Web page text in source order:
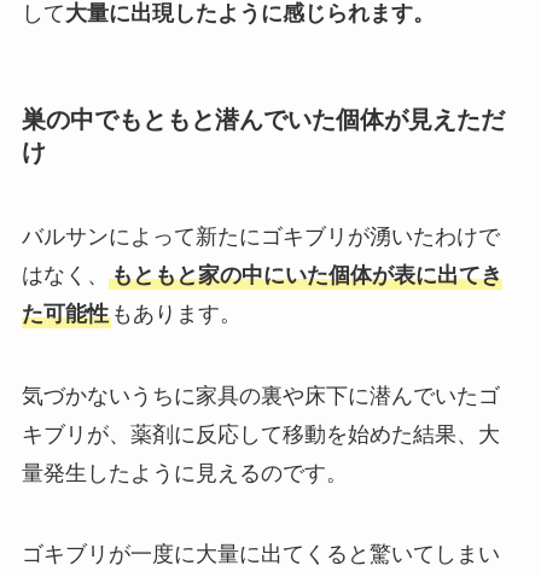
して大量に出現したように感じられます。
巣の中でもともと潜んでいた個体が見えただ
け
バルサンによって新たにゴキブリが湧いたわけで
はなく、 もともと家の中にいた個体が表に出てき
た可能性もあります。
気づかないうちに家具の裏や床下に潜んでいたゴ
キブリが、薬剤に反応して移動を始めた結果、大
量発生したように見えるのです。
ゴキブリが一度に大量に出てくると驚いてしまい